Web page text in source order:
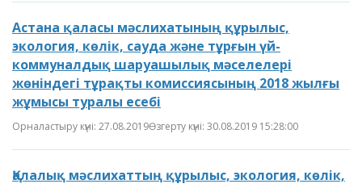
Астана қаласы мәслихатының құрылыс,
экология, көлік, сауда және тұрғын үй-
коммуналдық шаруашылық мәселелері
жөніндегі тұрақты комиссиясының 2018 жылғы
жұмысы туралы есебі
Орналастыру күні: 27.08.2019Өзгерту күні: 30.08.2019 15:28:00
Қалалық мәслихаттың құрылыс, экология, көлік,